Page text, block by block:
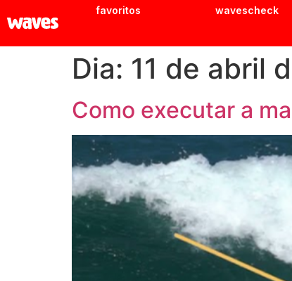
favoritos wavescheck
Dia: 11 de abril
Como executar a